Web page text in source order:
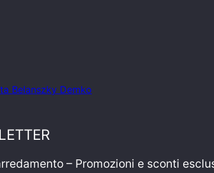
Belanszky Demko
– Promozioni e sconti